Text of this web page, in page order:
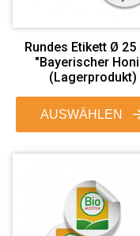
Rundes Etikett Ø 25
"Bayerischer
(Lagerprodukt)
AUSWÄHLEN